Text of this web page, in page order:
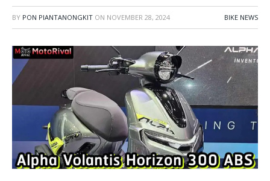
BY PON PIANTANONGKIT ON NOVEMBER 28, 2024 BIKE NEWS